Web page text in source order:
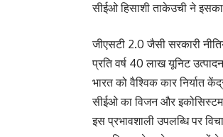
सीईओ हिसाशी ताकेउची ने
जीएसटी 2.0 जैसी सरकारी
प्रति वर्ष 40 लाख यूनिट
भारत को वैश्विक कार निर्यात
सीईओ का विजन और इकोसिस्टम
इस प्रभावशाली उपलब्धि पर